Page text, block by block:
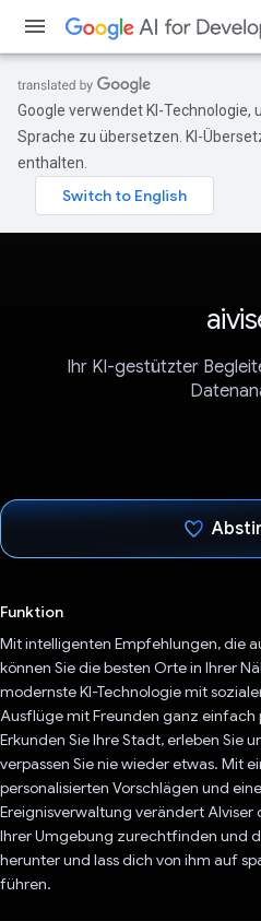
Google verwendet KI-Technologie,
Sprache zu übersetzen. KI-
enthalten.
Ihr KI-gestützter
Funktion
Mit intelligenten Empfehlungen, die
können Sie die besten Orte in Ihrer
modernste KI-Technologie mit
Ausflüge mit Freunden ganz einfach
Erkunden Sie Ihre Stadt, erleben Sie
verpassen Sie nie wieder etwas. Mit
personalisierten Vorschlägen und
Ereignisverwaltung verändert AIviser
Ihrer Umgebung zurechtfinden und
herunter und lass dich von ihm auf
führen.